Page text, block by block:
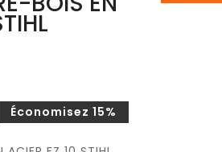
Économisez 15%